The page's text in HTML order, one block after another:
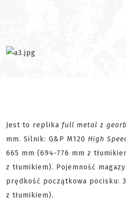
Jest to replika full metal z
mm. Silnik: G&P M120 High
665 mm (694-776 mm z
z tłumikiem). Pojemność
prędkość początkowa pocisku:
z tłumikiem).